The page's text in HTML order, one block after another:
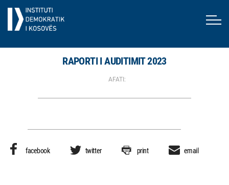
RAPORTI I AUDITIMIT 2023
AFATI:
facebook twitter print email